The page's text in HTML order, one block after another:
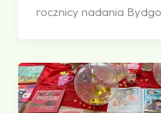
rocznicy nadania